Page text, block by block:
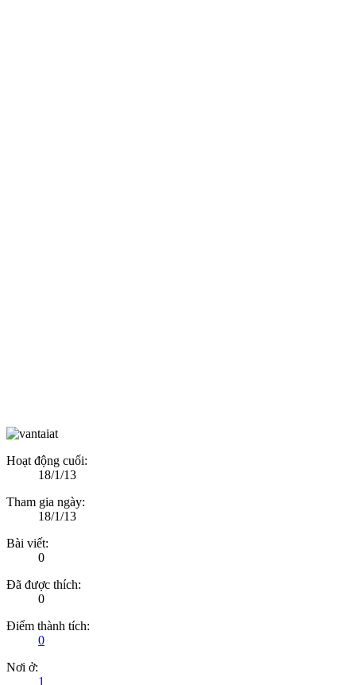
Hoạt động cuối:
18/1/13
Tham gia ngày:
18/1/13
Bài viết:
0
Đã được thích:
0
Điểm thành tích:
0
Nơi ở:
1